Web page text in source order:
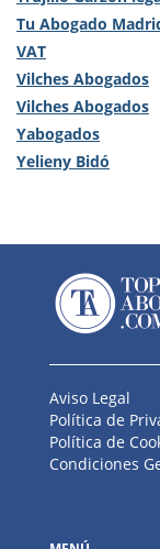
Tu Abogado
VAT
Vilches Abogados
Vilches Abogados
Yabogados
Yelieny Bidó
Aviso Legal
Política de
Política de
Condiciones